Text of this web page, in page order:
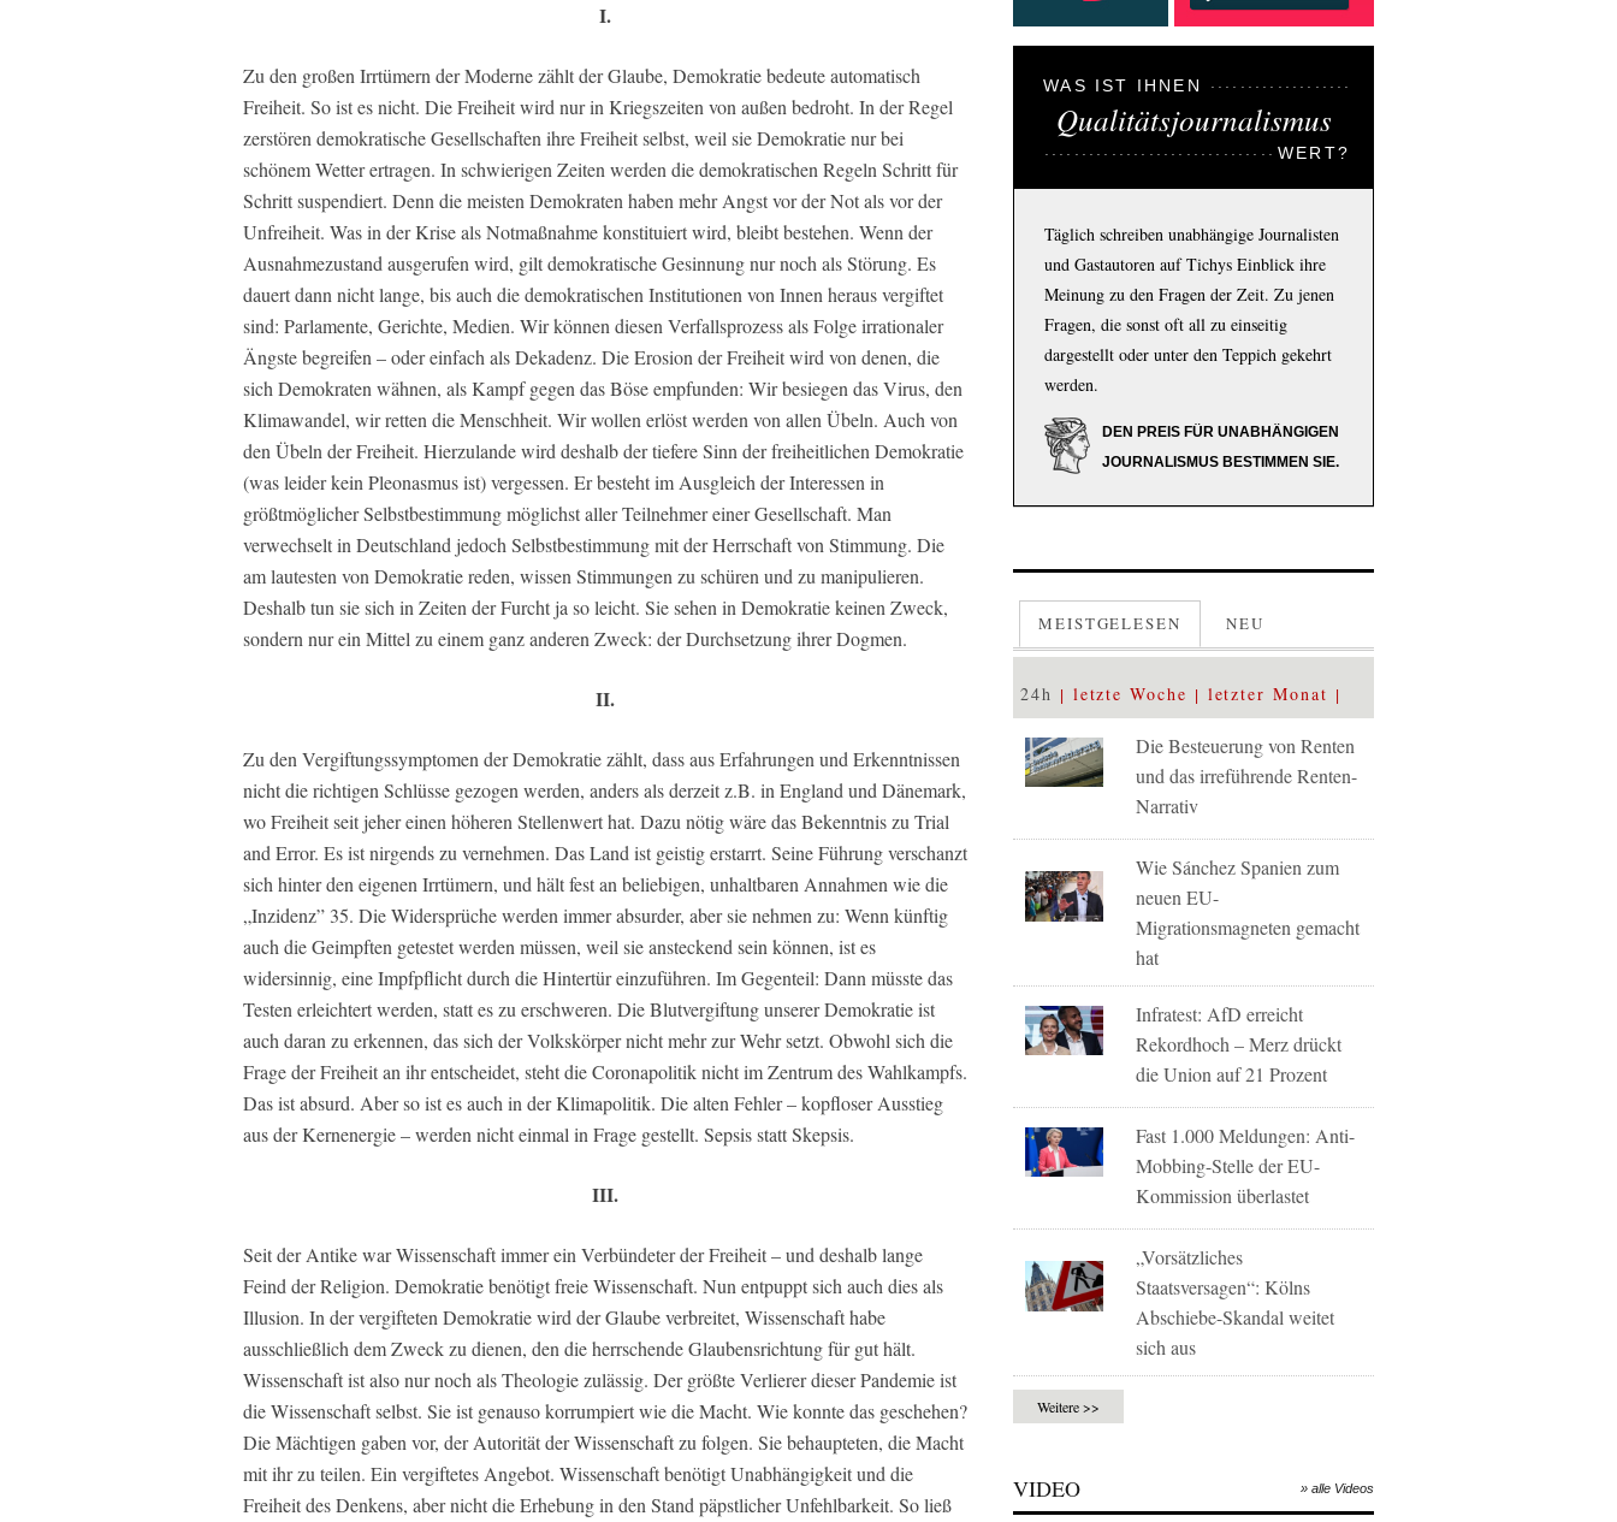
I.
Zu den großen Irrtümern der Moderne zählt der Glaube, Demokratie bedeute automatisch
Freiheit. So ist es nicht. Die Freiheit wird nur in Kriegszeiten von außen bedroht. In der Regel
zerstören demokratische Gesellschaften ihre Freiheit selbst, weil sie Demokratie nur bei
schönem Wetter ertragen. In schwierigen Zeiten werden die demokratischen Regeln Schritt für
Schritt suspendiert. Denn die meisten Demokraten haben mehr Angst vor der Not als vor der
Unfreiheit. Was in der Krise als Notmaßnahme konstituiert wird, bleibt bestehen. Wenn der
Ausnahmezustand ausgerufen wird, gilt demokratische Gesinnung nur noch als Störung. Es
dauert dann nicht lange, bis auch die demokratischen Institutionen von Innen heraus vergiftet
sind: Parlamente, Gerichte, Medien. Wir können diesen Verfallsprozess als Folge irrationaler
Ängste begreifen – oder einfach als Dekadenz. Die Erosion der Freiheit wird von denen, die
sich Demokraten wähnen, als Kampf gegen das Böse empfunden: Wir besiegen das Virus, den
Klimawandel, wir retten die Menschheit. Wir wollen erlöst werden von allen Übeln. Auch von
den Übeln der Freiheit. Hierzulande wird deshalb der tiefere Sinn der freiheitlichen Demokratie
(was leider kein Pleonasmus ist) vergessen. Er besteht im Ausgleich der Interessen in
größtmöglicher Selbstbestimmung möglichst aller Teilnehmer einer Gesellschaft. Man
verwechselt in Deutschland jedoch Selbstbestimmung mit der Herrschaft von Stimmung. Die
am lautesten von Demokratie reden, wissen Stimmungen zu schüren und zu manipulieren.
Deshalb tun sie sich in Zeiten der Furcht ja so leicht. Sie sehen in Demokratie keinen Zweck,
sondern nur ein Mittel zu einem ganz anderen Zweck: der Durchsetzung ihrer Dogmen.
II.
Zu den Vergiftungssymptomen der Demokratie zählt, dass aus Erfahrungen und Erkenntnissen
nicht die richtigen Schlüsse gezogen werden, anders als derzeit z.B. in England und Dänemark,
wo Freiheit seit jeher einen höheren Stellenwert hat. Dazu nötig wäre das Bekenntnis zu Trial
and Error. Es ist nirgends zu vernehmen. Das Land ist geistig erstarrt. Seine Führung verschanzt
sich hinter den eigenen Irrtümern, und hält fest an beliebigen, unhaltbaren Annahmen wie die
„Inzidenz” 35. Die Widersprüche werden immer absurder, aber sie nehmen zu: Wenn künftig
auch die Geimpften getestet werden müssen, weil sie ansteckend sein können, ist es
widersinnig, eine Impfpflicht durch die Hintertür einzuführen. Im Gegenteil: Dann müsste das
Testen erleichtert werden, statt es zu erschweren. Die Blutvergiftung unserer Demokratie ist
auch daran zu erkennen, das sich der Volkskörper nicht mehr zur Wehr setzt. Obwohl sich die
Frage der Freiheit an ihr entscheidet, steht die Coronapolitik nicht im Zentrum des Wahlkampfs.
Das ist absurd. Aber so ist es auch in der Klimapolitik. Die alten Fehler – kopfloser Ausstieg
aus der Kernenergie – werden nicht einmal in Frage gestellt. Sepsis statt Skepsis.
III.
Seit der Antike war Wissenschaft immer ein Verbündeter der Freiheit – und deshalb lange
Feind der Religion. Demokratie benötigt freie Wissenschaft. Nun entpuppt sich auch dies als
Illusion. In der vergifteten Demokratie wird der Glaube verbreitet, Wissenschaft habe
ausschließlich dem Zweck zu dienen, den die herrschende Glaubensrichtung für gut hält.
Wissenschaft ist also nur noch als Theologie zulässig. Der größte Verlierer dieser Pandemie ist
die Wissenschaft selbst. Sie ist genauso korrumpiert wie die Macht. Wie konnte das geschehen?
Die Mächtigen gaben vor, der Autorität der Wissenschaft zu folgen. Sie behaupteten, die Macht
mit ihr zu teilen. Ein vergiftetes Angebot. Wissenschaft benötigt Unabhängigkeit und die
Freiheit des Denkens, aber nicht die Erhebung in den Stand päpstlicher Unfehlbarkeit. So ließ
WAS IST IHNEN
Qualitätsjournalismus
WERT?
Täglich schreiben unabhängige Journalisten
und Gastautoren auf Tichys Einblick ihre
Meinung zu den Fragen der Zeit. Zu jenen
Fragen, die sonst oft all zu einseitig
dargestellt oder unter den Teppich gekehrt
werden.
DEN PREIS FÜR UNABHÄNGIGEN
JOURNALISMUS BESTIMMEN SIE.
MEISTGELESEN NEU
24h letzte Woche letzter Monat
Die Besteuerung von Renten
und das irreführende Renten-
Narrativ
Wie Sánchez Spanien zum
neuen EU-
Migrationsmagneten gemacht
hat
Infratest: AfD erreicht
Rekordhoch – Merz drückt
die Union auf 21 Prozent
Fast 1.000 Meldungen: Anti-
Mobbing-Stelle der EU-
Kommission überlastet
„Vorsätzliches
Staatsversagen“: Kölns
Abschiebe-Skandal weitet
sich aus
Weitere >>
VIDEO » alle Videos